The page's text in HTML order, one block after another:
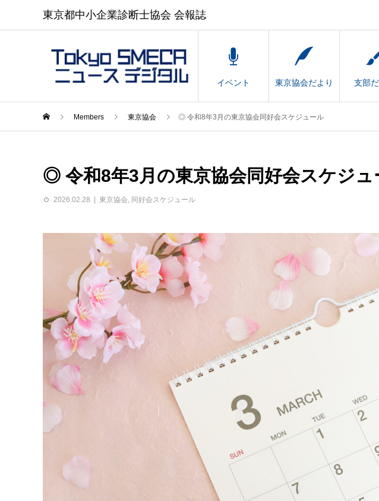
東京都中小企業診断士協会 会報誌
イベント 東京協会だより 支部
Members 東京協会 ◎ 令和8年3月の東京協会同好会スケジュール
◎ 令和8年3月の東京協会同好会スケジュ
2026.02.28 東京協会, 同好会スケジュール